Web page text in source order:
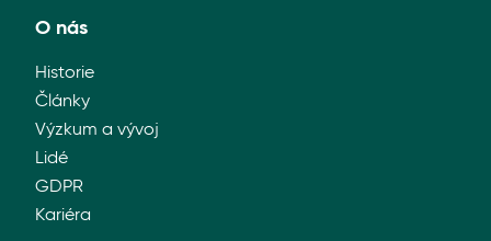
NOVINKY
PŘÍPADOVÉ STUDIE
LIDÉ
O nás
Historie
Články
Výzkum a vývoj
Lidé
GDPR
Kariéra